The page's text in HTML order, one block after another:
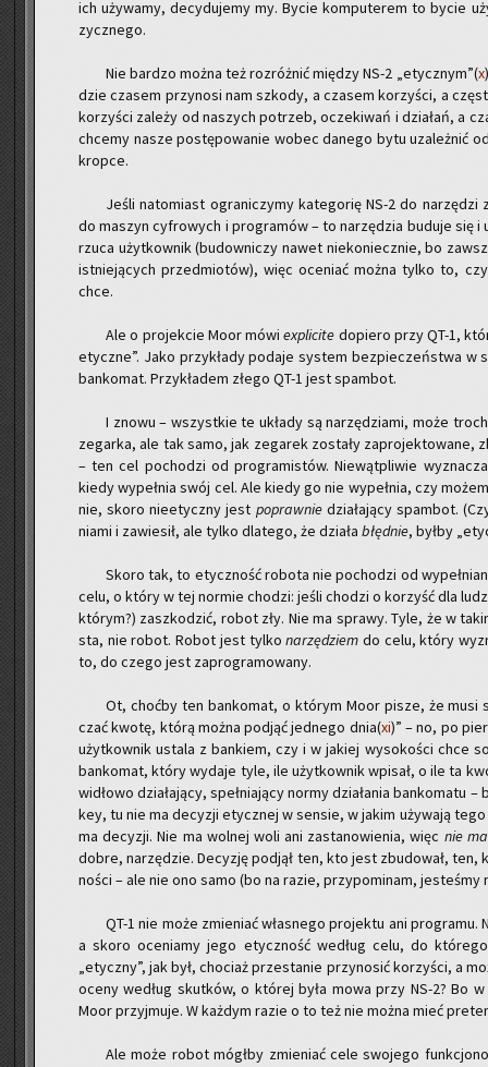
ich uży­wa­my, de­cy­du­je­my my. Bycie kom­pu­te­rem to bycie
zycz­ne­go.
Nie bar­dzo można też roz­róż­nić mię­dzy NS-2 „etycz­nym”(x
dzie cza­sem przy­no­si nam szko­dy, a cza­sem ko­rzy­ści, a
ko­rzy­ści za­le­ży od na­szych po­trzeb, ocze­ki­wań i dzia­łań, a
chce­my nasze po­stę­po­wa­nie wobec da­ne­go bytu uza­leż­nić
krop­ce.
Jeśli na­to­miast ogra­ni­czy­my ka­te­go­rię NS-2 do
do ma­szyn cy­fro­wych i pro­gra­mów – to na­rzę­dzia bu­du­je się
rzu­ca użyt­kow­nik (bu­dow­ni­czy nawet nie­ko­niecz­nie, bo
ist­nie­ją­cych przed­mio­tów), więc oce­niać można tylko to,
chce.
Ale o pro­jek­cie Moor mówiexpli­ci­te do­pie­ro przy QT-1,
etycz­ne”. Jako przy­kła­dy po­da­je sys­tem bez­pie­czeń­stwa
ban­ko­mat. Przy­kła­dem złego QT-1 jest spam­bot.
I znowu – wszyst­kie te ukła­dy są na­rzę­dzia­mi, może
ze­gar­ka, ale tak samo, jak ze­ga­rek zo­sta­ły za­pro­jek­to­wa­ne,
– ten cel po­cho­dzi od pro­gra­mi­stów. Nie­wąt­pli­wie
kiedy wy­peł­nia swój cel. Ale kiedy go nie wy­peł­nia, czy
nie, skoro nie­etycz­ny jest po­praw­niedzia­ła­ją­cy spam­bot.
nia­mi i za­wie­sił, ale tylko dla­te­go, że dzia­ła błęd­nie, byłby
Skoro tak, to etycz­ność ro­bo­ta nie po­cho­dzi od
celu, o który w tej nor­mie cho­dzi: jeśli cho­dzi o ko­rzyść dla
któ­rym?) za­szko­dzić, robot zły. Nie ma spra­wy. Tyle, że w
sta, nie robot. Robot jest tylkona­rzę­dziem do celu, który
to, do czego jest za­pro­gra­mo­wa­ny.
Ot, choć­by ten ban­ko­mat, o któ­rym Moor pisze, że
czać kwotę, którą można pod­jąć jed­ne­go dnia(xi)” – no, po
użyt­kow­nik usta­la z ban­kiem, czy i w ja­kiej wy­so­ko­ści chce
ban­ko­mat, który wy­da­je tyle, ile użyt­kow­nik wpi­sał, o ile ta
wi­dło­wo dzia­ła­ją­cy, speł­nia­ją­cy normy dzia­ła­nia ban­ko­ma­tu
key, tu nie ma de­cy­zji etycz­nej w sen­sie, w jakim uży­wa­ją
ma de­cy­zji. Nie ma wol­nej woli ani za­sta­no­wie­nia, więc nie
dobre, na­rzę­dzie. De­cy­zję pod­jął ten, kto jest zbu­do­wał,
no­ści – ale nie ono samo (bo na razie, przy­po­mi­nam,
QT-1 nie może zmie­niać wła­sne­go pro­jek­tu ani
a skoro oce­nia­my jego etycz­ność we­dług celu, do
„etycz­ny”, jak był, cho­ciaż prze­sta­nie przy­no­sić ko­rzy­ści, a
oceny we­dług skut­ków, o któ­rej była mowa przy NS-2? Bo
Moor przyj­mu­je. W każ­dym razie o to też nie można mieć
Ale może robot mógł­by zmie­niać cele swo­je­go